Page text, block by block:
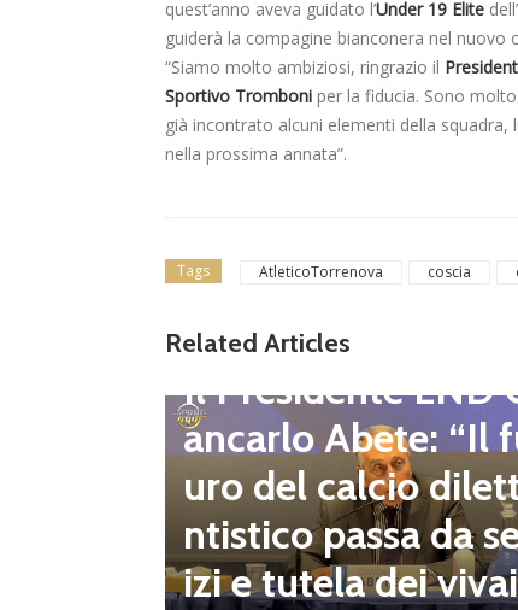
quest’anno aveva guidato l’Under 19 Elite dell’
guiderà la compagine bianconera nel nuovo
“Siamo molto ambiziosi, ringrazio il
Sportivo Tromboni per la fiducia. Sono
già incontrato alcuni elementi della
nella prossima annata”.
Tags AtleticoTorrenova coscia
Related Articles
Dilettanti Regionali
Il Presidente LND
ancarlo Abete: “Il
uro del calcio
ntistico passa da
izi e tutela dei